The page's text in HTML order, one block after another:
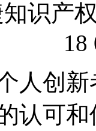
识产
18
人创
认可